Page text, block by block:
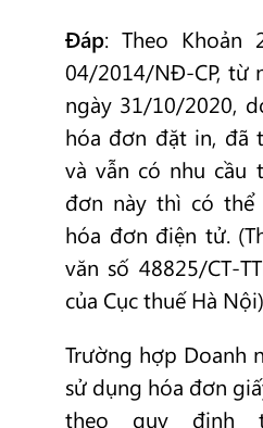
Đáp: Theo
04/2014/NĐ-CP, từ
ngày 31/10/2020,
hóa đơn đặt in, đã
và vẫn có nhu cầu
đơn này thì có thể
hóa đơn điện tử.
văn số 48825/CT-
của Cục thuế Hà Nội)
Trường hợp Doanh
sử dụng hóa đơn
theo quy định